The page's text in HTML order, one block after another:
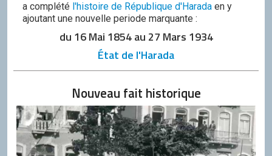
a complété l'histoire de République d'Harada en y
ajoutant une nouvelle periode marquante :
du 16 Mai 1854 au 27 Mars 1934
État de l'Harada
Nouveau fait historique